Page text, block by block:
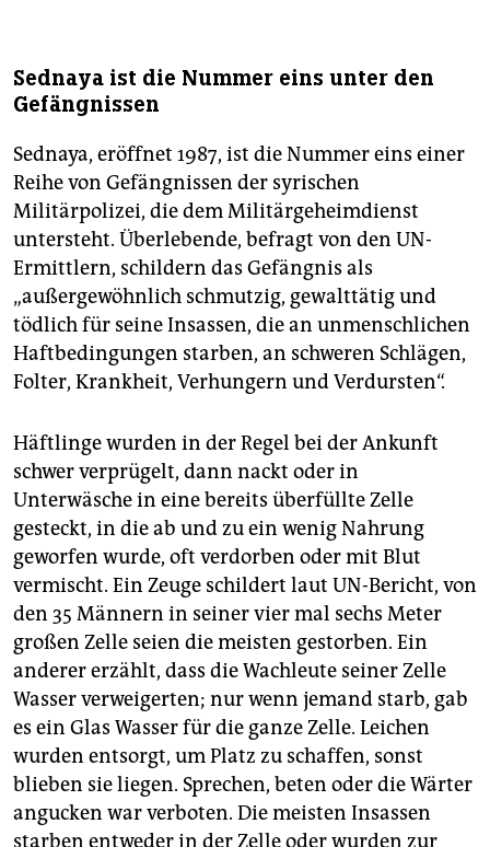
Sednaya ist die Nummer eins unter den
Gefängnissen
Sednaya, eröffnet 1987, ist die Nummer eins einer
Reihe von Gefängnissen der syrischen
Militärpolizei, die dem Militärgeheimdienst
untersteht. Überlebende, befragt von den UN-
Ermittlern, schildern das Gefängnis als
„außergewöhnlich schmutzig, gewalttätig und
tödlich für seine Insassen, die an unmenschlichen
Haftbedingungen starben, an schweren Schlägen,
Folter, Krankheit, Verhungern und Verdursten“.
Häftlinge wurden in der Regel bei der Ankunft
schwer verprügelt, dann nackt oder in
Unterwäsche in eine bereits überfüllte Zelle
gesteckt, in die ab und zu ein wenig Nahrung
geworfen wurde, oft verdorben oder mit Blut
vermischt. Ein Zeuge schildert laut UN-Bericht, von
den 35 Männern in seiner vier mal sechs Meter
großen Zelle seien die meisten gestorben. Ein
anderer erzählt, dass die Wachleute seiner Zelle
Wasser verweigerten; nur wenn jemand starb, gab
es ein Glas Wasser für die ganze Zelle. Leichen
wurden entsorgt, um Platz zu schaffen, sonst
blieben sie liegen. Sprechen, beten oder die Wärter
angucken war verboten. Die meisten Insassen
starben entweder in der Zelle oder wurden zur